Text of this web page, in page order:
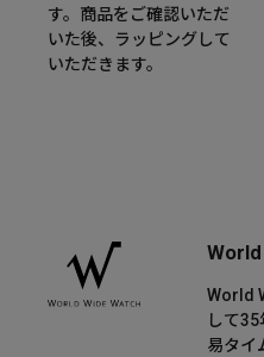
す。商品をご確認いただ
いた後、ラッピングして
いただきます。
World
して
易タイ